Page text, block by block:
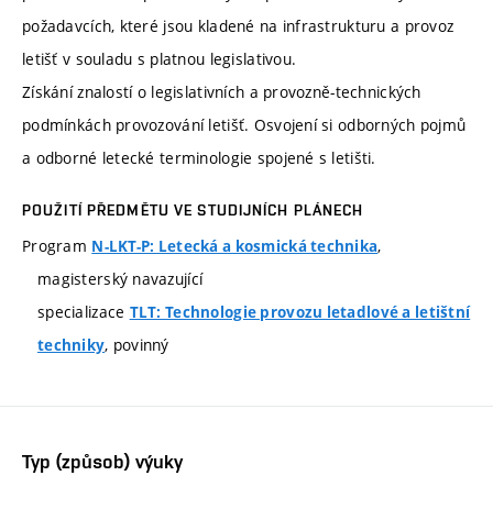
požadavcích, které jsou kladené na infrastrukturu a provoz
letišť v souladu s platnou legislativou.
Získání znalostí o legislativních a provozně-technických
podmínkách provozování letišť. Osvojení si odborných pojmů
a odborné letecké terminologie spojené s letišti.
POUŽITÍ PŘEDMĚTU VE STUDIJNÍCH PLÁNECH
Program N-LKT-P: Letecká a kosmická technika,
magisterský navazující
specializace TLT: Technologie provozu letadlové a letištní
techniky, povinný
Typ (způsob) výuky